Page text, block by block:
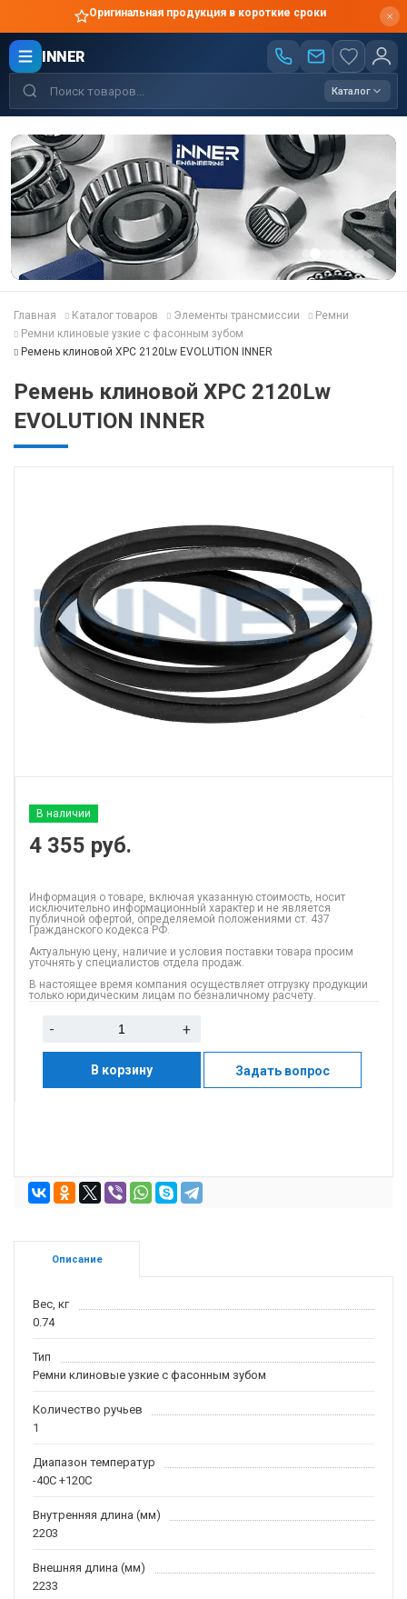
Оригинальная продукция в короткие сроки
INNER
Каталог
Главная Каталог товаров Элементы трансмиссии
Ремни
Ремни клиновые узкие с фасонным зубом
Ремень клиновой XPC 2120Lw EVOLUTION INNER
Ремень клиновой XPC 2120Lw
EVOLUTION INNER
В наличии
4 355 руб.
Информация о товаре, включая указанную стоимость, носит
исключительно информационный характер и не является
публичной офертой, определяемой положениями ст. 437
Гражданского кодекса РФ.
Актуальную цену, наличие и условия поставки товара просим
уточнять у специалистов отдела продаж.
В настоящее время компания осуществляет отгрузку продукции
только юридическим лицам по безналичному расчету.
- +
В корзину Задать вопрос
Описание
Вес, кг
0.74
Тип
Ремни клиновые узкие с фасонным зубом
Количество ручьев
1
Диапазон температур
-40С +120С
Внутренняя длина (мм)
2203
Внешняя длина (мм)
2233